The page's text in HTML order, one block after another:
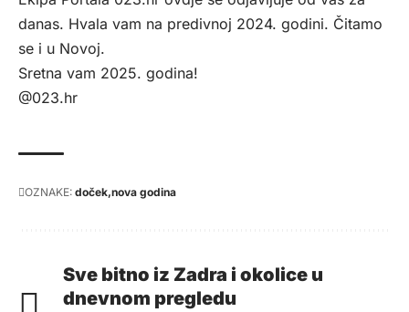
danas. Hvala vam na predivnoj 2024. godini. Čitamo
se i u Novoj.
Sretna vam 2025. godina!
@023.hr
OZNAKE: doček nova godina
Sve bitno iz Zadra i okolice u
dnevnom pregledu